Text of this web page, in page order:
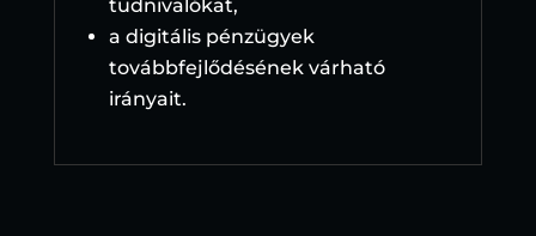
tudnivalókat,
a digitális pénzügyek
továbbfejlődésének várható
irányait.